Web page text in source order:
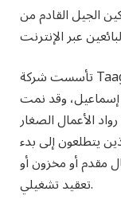
الجيل القادم من
عبر الإنترنت
تأسست شركة Taager في عام 2019 على يد محمد الحريشي
وقد نمت
الأعمال الصغار
يتطلعون إلى بدء
مقدم أو مخزون أو
تعقيد تشغيلي.